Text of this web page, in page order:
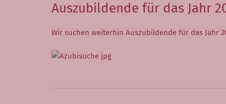
Auszubildende für das Jahr
Wir suchen weiterhin Auszubildende für das Jahr